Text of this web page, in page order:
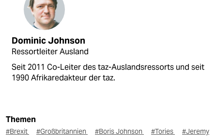
Dominic Johnson
Ressortleiter Ausland
Seit 2011 Co-Leiter des taz-Auslandsressorts und seit
1990 Afrikaredakteur der taz.
Themen
#Brexit #Großbritannien #Boris Johnson #Tories
#Jeremy